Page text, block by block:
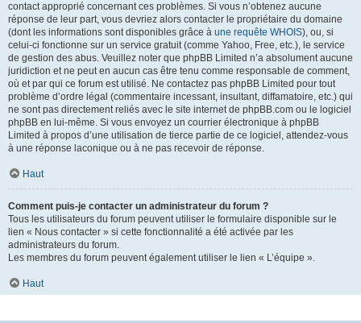
contact approprié concernant ces problèmes. Si vous n’obtenez aucune
réponse de leur part, vous devriez alors contacter le propriétaire du domaine
(dont les informations sont disponibles grâce à une requête WHOIS), ou, si
celui-ci fonctionne sur un service gratuit (comme Yahoo, Free, etc.), le service
de gestion des abus. Veuillez noter que phpBB Limited n’a absolument aucune
juridiction et ne peut en aucun cas être tenu comme responsable de comment,
où et par qui ce forum est utilisé. Ne contactez pas phpBB Limited pour tout
problème d’ordre légal (commentaire incessant, insultant, diffamatoire, etc.) qui
ne sont pas directement reliés avec le site internet de phpBB.com ou le logiciel
phpBB en lui-même. Si vous envoyez un courrier électronique à phpBB
Limited à propos d’une utilisation de tierce partie de ce logiciel, attendez-vous
à une réponse laconique ou à ne pas recevoir de réponse.
Haut
Comment puis-je contacter un administrateur du forum ?
Tous les utilisateurs du forum peuvent utiliser le formulaire disponible sur le
lien « Nous contacter » si cette fonctionnalité a été activée par les
administrateurs du forum.
Les membres du forum peuvent également utiliser le lien « L’équipe ».
Haut